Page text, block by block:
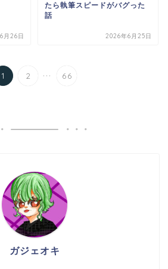
月26日
たら執筆スピードがバグった
話
2026年6月25日
1 2 ... 66
ガジェオキ